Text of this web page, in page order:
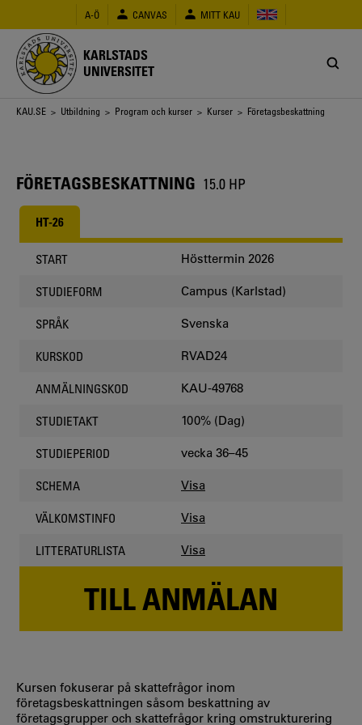
huvudinnehåll
A-Ö CANVAS MITT KAU
KARLSTADS
UNIVERSITET
Länkstig
KAU.SE > Utbildning > Program och kurser > Kurser > Företagsbeskattning
FÖRETAGSBESKATTNING 15.0 HP
HT-26
START Hösttermin 2026
STUDIEFORM Campus (Karlstad)
SPRÅK Svenska
KURSKOD RVAD24
ANMÄLNINGSKOD KAU-49768
STUDIETAKT 100% (Dag)
STUDIEPERIOD vecka 36–45
SCHEMA Visa
VÄLKOMSTINFO Visa
LITTERATURLISTA Visa
TILL ANMÄLAN
Kursen fokuserar på skattefrågor inom
företagsbeskattningen såsom beskattning av
företagsgrupper och skattefrågor kring omstrukturering